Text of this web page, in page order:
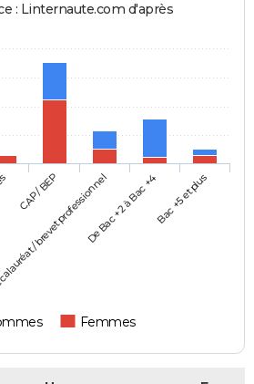
: Linternaute.com d'après
Femmes
CAP / BEP
/ brevet professionnelDe Bac +2 à Bac +4Bac +5 et plus